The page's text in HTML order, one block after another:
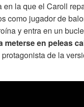
en la que el Caroll
como jugador de
y entra en un
meterse en peleas
de la